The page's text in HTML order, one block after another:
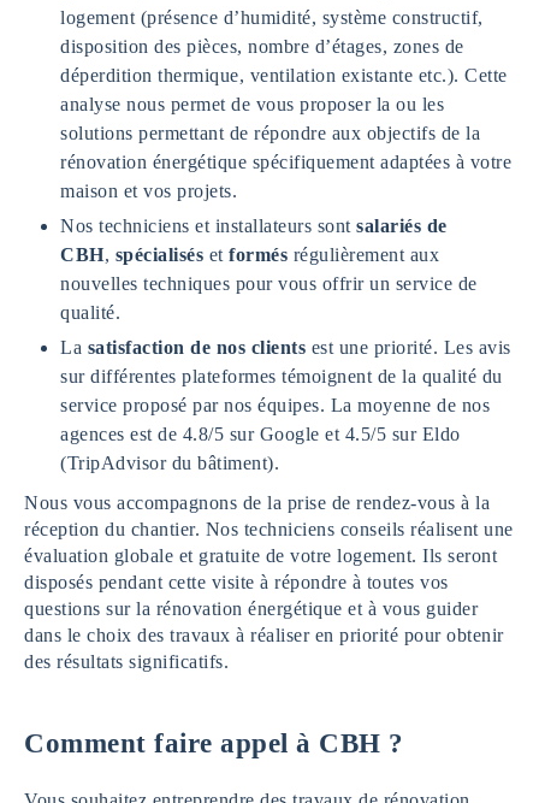
logement (présence d’humidité, système constructif,
disposition des pièces, nombre d’étages, zones de
déperdition thermique, ventilation existante etc.). Cette
analyse nous permet de vous proposer la ou les
solutions permettant de répondre aux objectifs de la
rénovation énergétique spécifiquement adaptées à votre
maison et vos projets.
Nos techniciens et installateurs sont salariés de
CBH, spécialisés et formés régulièrement aux
nouvelles techniques pour vous offrir un service de
qualité.
La satisfaction de nos clients est une priorité. Les avis
sur différentes plateformes témoignent de la qualité du
service proposé par nos équipes. La moyenne de nos
agences est de 4.8/5 sur Google et 4.5/5 sur Eldo
(TripAdvisor du bâtiment).
Nous vous accompagnons de la prise de rendez-vous à la
réception du chantier. Nos techniciens conseils réalisent une
évaluation globale et gratuite de votre logement. Ils seront
disposés pendant cette visite à répondre à toutes vos
questions sur la rénovation énergétique et à vous guider
dans le choix des travaux à réaliser en priorité pour obtenir
des résultats significatifs.
Comment faire appel à CBH ?